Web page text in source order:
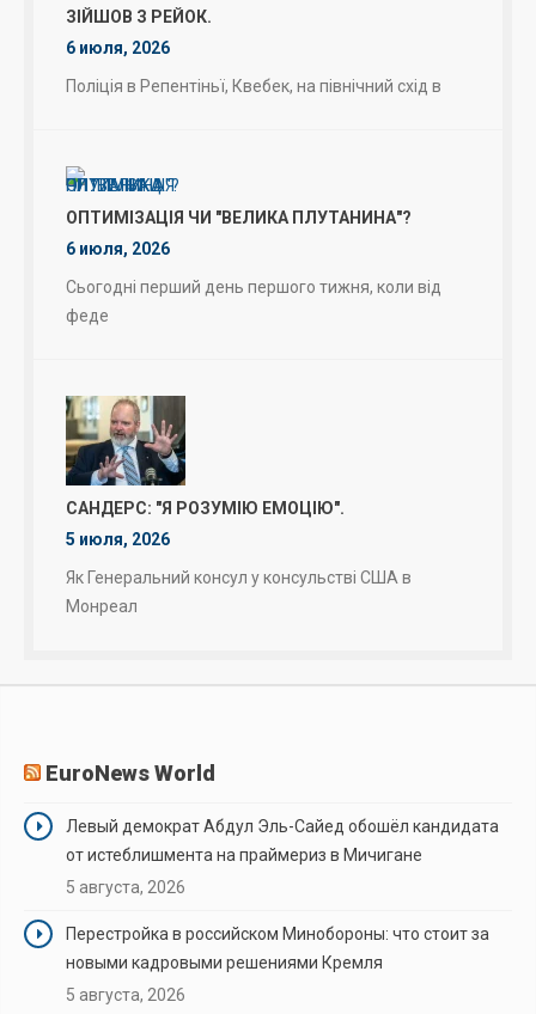
ЗІЙШОВ З РЕЙОК.
6 июля, 2026
Поліція в Репентіньї, Квебек, на північний схід в
ОПТИМІЗАЦІЯ ЧИ "ВЕЛИКА ПЛУТАНИНА"?
6 июля, 2026
Сьогодні перший день першого тижня, коли від
феде
САНДЕРС: "Я РОЗУМІЮ ЕМОЦІЮ".
5 июля, 2026
Як Генеральний консул у консульстві США в
Монреал
EuroNews World
Левый демократ Абдул Эль-Сайед обошёл кандидата
от истеблишмента на праймериз в Мичигане
5 августа, 2026
Перестройка в российском Минобороны: что стоит за
новыми кадровыми решениями Кремля
5 августа, 2026